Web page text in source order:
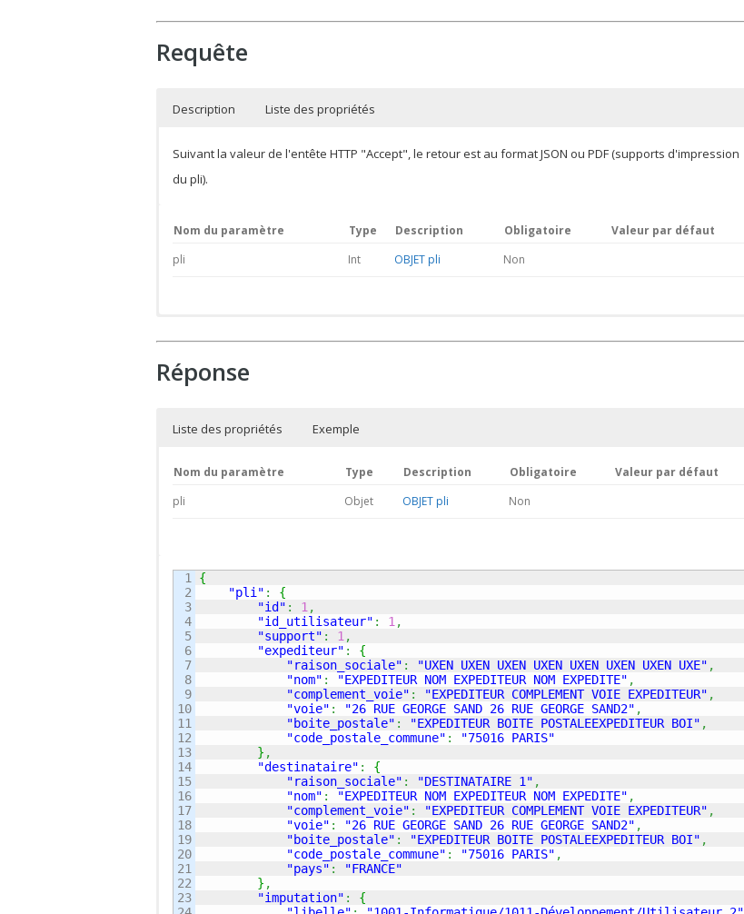
Requête
Description Liste des propriétés
Suivant la valeur de l'entête HTTP "Accept", le retour est au format JSON ou PDF (supports d'impression
du pli).
Nom du paramètre Type Description Obligatoire
Valeur par défaut
pli
Int OBJET pli Non
Réponse
Liste des propriétés Exemple
Nom du paramètre Type Description Obligatoire
Valeur par défaut
pli
Objet OBJET pli Non
1
2
3
4
5
6
7
8
9
10
11
12
13
14
15
16
17
18
19
20
21
22
23
{
"pli" :
{
"id" : 1 ,
"id_utilisateur" : 1 ,
"support" : 1 ,
"expediteur" :
{
"raison_sociale" : "UXEN UXEN UXEN UXEN UXEN UXEN UXEN UXE" ,
"nom" : "EXPEDITEUR NOM EXPEDITEUR NOM EXPEDITE" ,
"complement_voie" : "EXPEDITEUR COMPLEMENT VOIE EXPEDITEUR" ,
"voie" : "26 RUE GEORGE SAND 26 RUE GEORGE SAND2" ,
"boite_postale" : "EXPEDITEUR BOITE POSTALEEXPEDITEUR BOI" ,
"code_postale_commune" :
"75016 PARIS"
} ,
"destinataire" :
{
"raison_sociale" : "DESTINATAIRE 1" ,
"nom" : "EXPEDITEUR NOM EXPEDITEUR NOM EXPEDITE" ,
"complement_voie" : "EXPEDITEUR COMPLEMENT VOIE EXPEDITEUR" ,
"voie" : "26 RUE GEORGE SAND 26 RUE GEORGE SAND2" ,
"boite_postale" : "EXPEDITEUR BOITE POSTALEEXPEDITEUR BOI" ,
"code_postale_commune" : "75016 PARIS" ,
"pays" :
"FRANCE"
} ,
"imputation" :
{